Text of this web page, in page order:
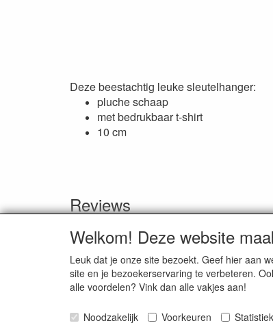
Deze beestachtig leuke sleutelhanger:
pluche schaap
met bedrukbaar t-shirt
10 cm
Reviews
Schrijf een review
Smitseonline.nl / Jasappel 7 / 9076 LE
Welkom! Deze website
Leuk dat je onze site bezoekt. Geef hier aan
site en je bezoekerservaring te verbeteren.
alle voordelen? Vink dan alle vakjes aan!
Noodzakelijk Voorkeuren